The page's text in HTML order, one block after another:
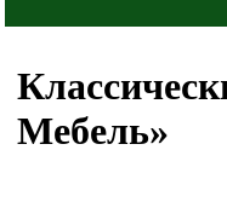
Мебель»